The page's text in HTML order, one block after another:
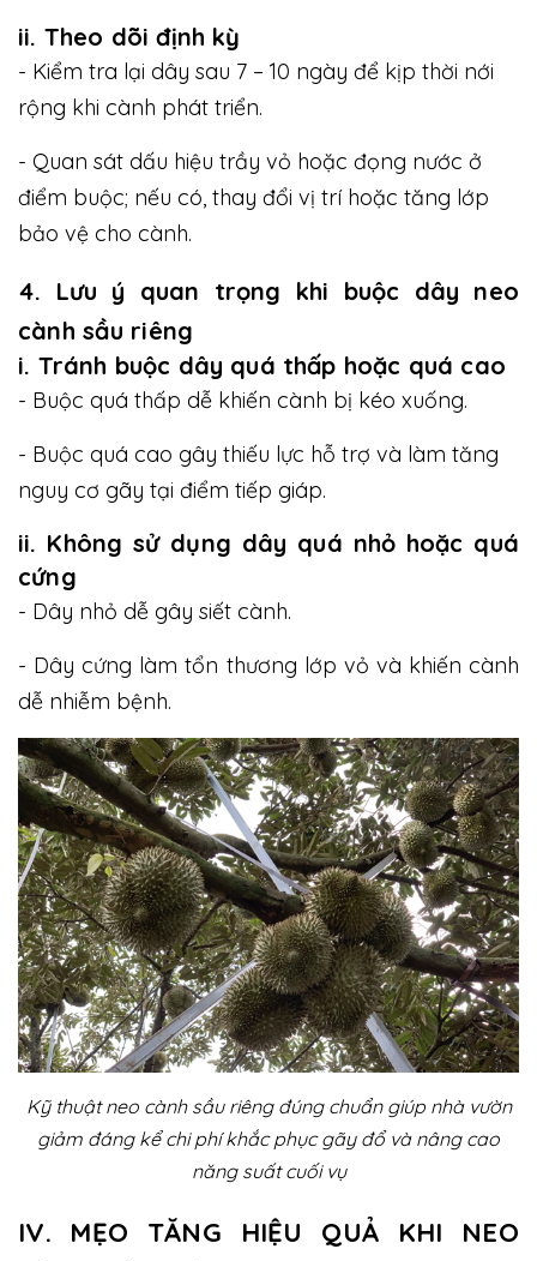
ii. Theo dõi định kỳ
- Kiểm tra lại dây sau 7 – 10 ngày để kịp thời nới
rộng khi cành phát triển.
- Quan sát dấu hiệu trầy vỏ hoặc đọng nước ở
điểm buộc; nếu có, thay đổi vị trí hoặc tăng lớp
bảo vệ cho cành.
4. Lưu ý quan trọng khi buộc dây neo
cành sầu riêng
i. Tránh buộc dây quá thấp hoặc quá cao
- Buộc quá thấp dễ khiến cành bị kéo xuống.
- Buộc quá cao gây thiếu lực hỗ trợ và làm tăng
nguy cơ gãy tại điểm tiếp giáp.
ii. Không sử dụng dây quá nhỏ hoặc quá
cứng
- Dây nhỏ dễ gây siết cành.
- Dây cứng làm tổn thương lớp vỏ và khiến cành
dễ nhiễm bệnh.
Kỹ thuật neo cành sầu riêng đúng chuẩn giúp nhà vườn
giảm đáng kể chi phí khắc phục gãy đổ và nâng cao
năng suất cuối vụ
IV. MẸO TĂNG HIỆU QUẢ KHI NEO